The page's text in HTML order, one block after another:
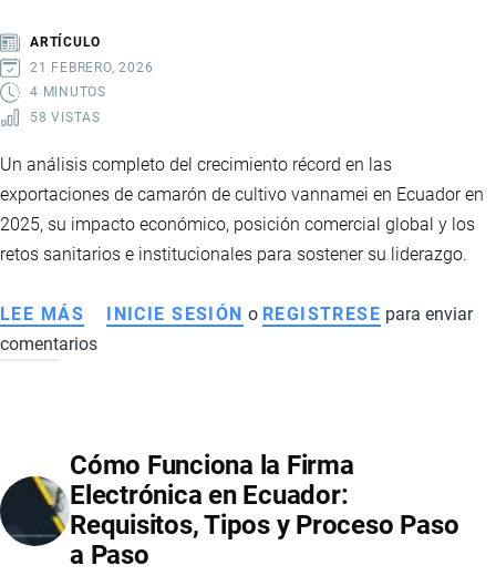
ARTÍCULO
21 FEBRERO, 2026
4 MINUTOS
58 VISTAS
Un análisis completo del crecimiento récord en las
exportaciones de camarón de cultivo vannamei en Ecuador en
2025, su impacto económico, posición comercial global y los
retos sanitarios e institucionales para sostener su liderazgo.
LEE MÁS SOBRE
EXPORTACIONES
ECUATORIANO:
IMPACTO
COMERCIAL,
DESAFÍOS
INICIE SESIÓN o REGISTRESE para enviar
comentarios
Cómo Funciona la Firma
Electrónica en Ecuador:
Requisitos, Tipos y Proceso Paso
a Paso